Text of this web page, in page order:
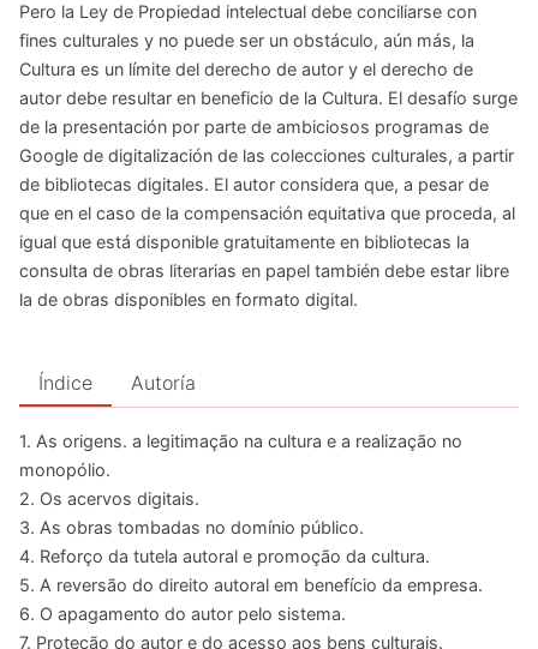
Pero la Ley de Propiedad intelectual debe conciliarse con
fines culturales y no puede ser un obstáculo, aún más, la
Cultura es un límite del derecho de autor y el derecho de
autor debe resultar en beneficio de la Cultura. El desafío surge
de la presentación por parte de ambiciosos programas de
Google de digitalización de las colecciones culturales, a partir
de bibliotecas digitales. El autor considera que, a pesar de
que en el caso de la compensación equitativa que proceda, al
igual que está disponible gratuitamente en bibliotecas la
consulta de obras literarias en papel también debe estar libre
la de obras disponibles en formato digital.
Índice Autoría
1. As origens. a legitimação na cultura e a realização no
monopólio.
2. Os acervos digitais.
3. As obras tombadas no domínio público.
4. Reforço da tutela autoral e promoção da cultura.
5. A reversão do direito autoral em benefício da empresa.
6. O apagamento do autor pelo sistema.
7. Proteção do autor e do acesso aos bens culturais.